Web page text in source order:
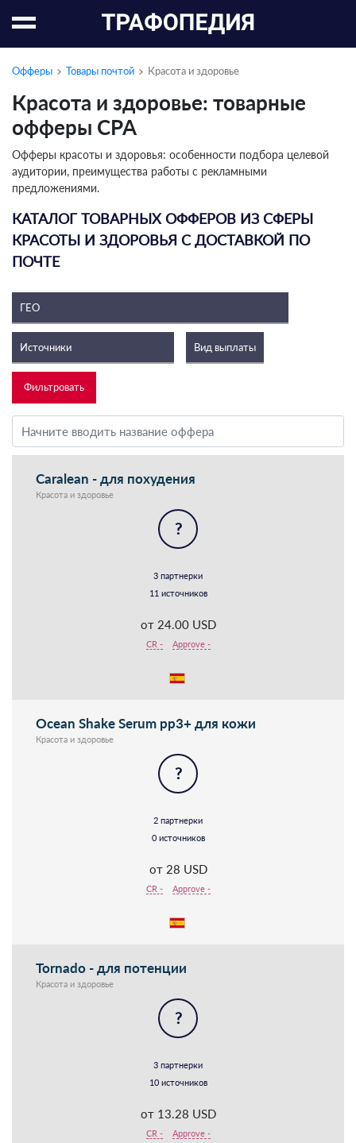
Офферы Товары почтой Красота и здоровье
Красота и здоровье: товарные
офферы CPA
Офферы красоты и здоровья: особенности подбора целевой
аудитории, преимущества работы с рекламными
предложениями.
КАТАЛОГ ТОВАРНЫХ ОФФЕРОВ ИЗ СФЕРЫ
КРАСОТЫ И ЗДОРОВЬЯ С ДОСТАВКОЙ ПО
ПОЧТЕ
Caralean - для похудения
Красота и здоровье
?
3 партнерки
11 источников
от 24.00 USD
CR - Approve -
Ocean Shake Serum pp3+ для кожи
Красота и здоровье
?
2 партнерки
0 источников
от 28 USD
CR - Approve -
Tornado - для потенции
Красота и здоровье
?
3 партнерки
10 источников
от 13.28 USD
CR - Approve -